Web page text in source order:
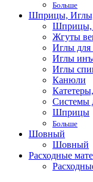
Больше
Шприцы,
Шприцы,
Жгуты
Иглы для
Иглы
Иглы
Канюли
Системы
Шприцы
Больше
Шовный
Шовный
Расходные